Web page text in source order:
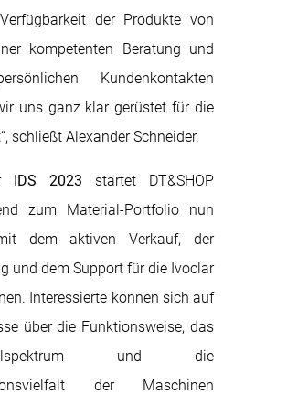
der Produkte von
kompetenten Beratung und
Kundenkontakten
uns ganz klar gerüstet für die
schließt Alexander Schneider.
IDS 2023 startet DT&SHOP
zum Material-Portfolio nun
dem aktiven Verkauf, der
und dem Support für die Ivoclar
Interessierte können sich auf
über die Funktionsweise, das
und die
der Maschinen